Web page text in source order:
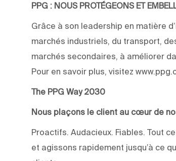
PPG : NOUS PROTÉGEONS ET
Grâce à son leadership en matière
marchés industriels, du transport,
marchés secondaires, à améliorer
Pour en savoir plus, visitez
The PPG Way 2030
Nous plaçons le client au cœur de
Proactifs. Audacieux. Fiables. Tout
et agissons rapidement jusqu’à ce